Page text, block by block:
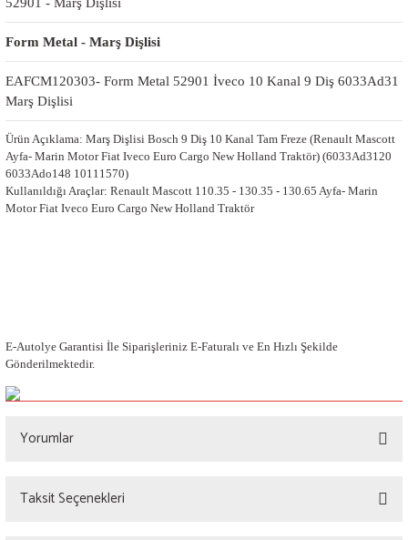
Form Metal - Marş Dişlisi
EAFCM120303- Form Metal 52901 İveco 10 Kanal 9 Diş 6033Ad31
Marş Dişlisi
Ürün Açıklama: Marş Dişlisi Bosch 9 Diş 10 Kanal Tam Freze (Renault Mascott
Ayfa- Marin Motor Fiat Iveco Euro Cargo New Holland Traktör) (6033Ad3120
6033Ado148 10111570)
Kullanıldığı Araçlar: Renault Mascott 110.35 - 130.35 - 130.65 Ayfa- Marin
Motor Fiat Iveco Euro Cargo New Holland Traktör
E-Autolye Garantisi İle Siparişleriniz E-Faturalı ve En Hızlı Şekilde
Gönderilmektedir.
Yorumlar
Taksit Seçenekleri